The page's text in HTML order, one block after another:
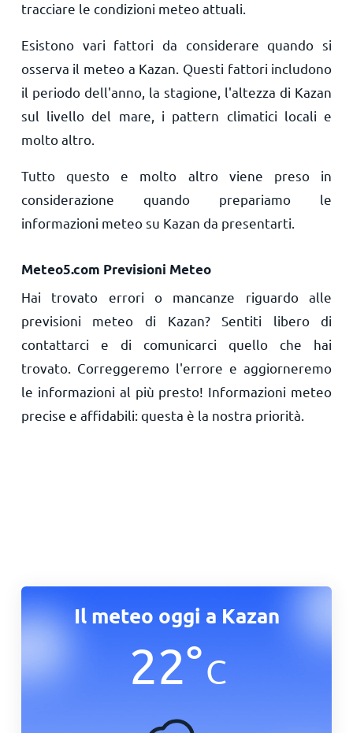
tracciare le condizioni meteo attuali.
Esistono vari fattori da considerare quando si
osserva il meteo a Kazan. Questi fattori includono
il periodo dell'anno, la stagione, l'altezza di Kazan
sul livello del mare, i pattern climatici locali e
molto altro.
Tutto questo e molto altro viene preso in
considerazione quando prepariamo le
informazioni meteo su Kazan da presentarti.
Meteo5.com Previsioni Meteo
Hai trovato errori o mancanze riguardo alle
previsioni meteo di Kazan? Sentiti libero di
contattarci e di comunicarci quello che hai
trovato. Correggeremo l'errore e aggiorneremo
le informazioni al più presto! Informazioni meteo
precise e affidabili: questa è la nostra priorità.
Il meteo oggi a Kazan
22°C